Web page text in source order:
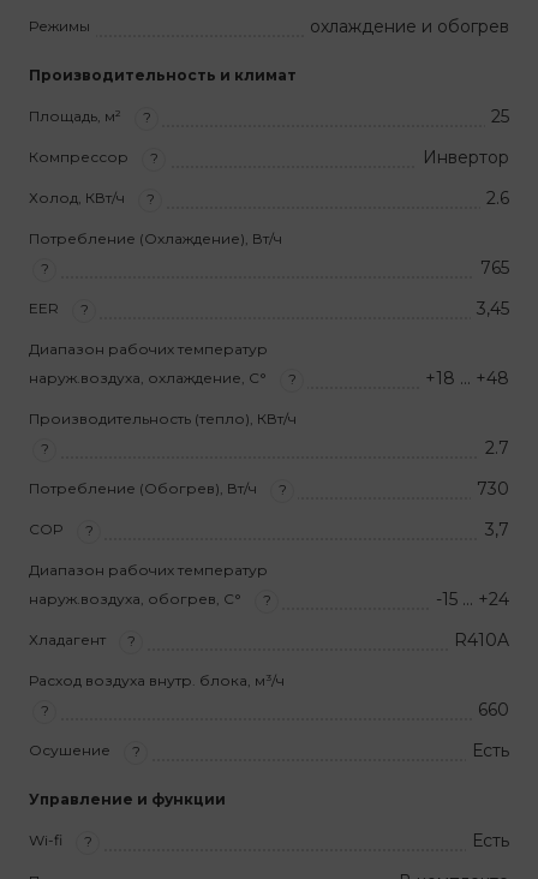
Режимы охлаждение и обогрев
Производительность и климат
Площадь, м² ? 25
Компрессор ? Инвертор
Холод, КВт/ч ? 2.6
Потребление (Охлаждение), Вт/ч
?
765
EER ? 3,45
Диапазон рабочих температур
наруж.воздуха, охлаждение, С°
? +18 … +48
Производительность (тепло), КВт/ч
?
2.7
Потребление (Обогрев), Вт/ч ? 730
COP ? 3,7
Диапазон рабочих температур
наруж.воздуха, обогрев, С°
? -15 … +24
Хладагент ? R410A
Расход воздуха внутр. блока, м³/ч
?
660
Осушение ? Есть
Управление и функции
Wi-fi ? Есть